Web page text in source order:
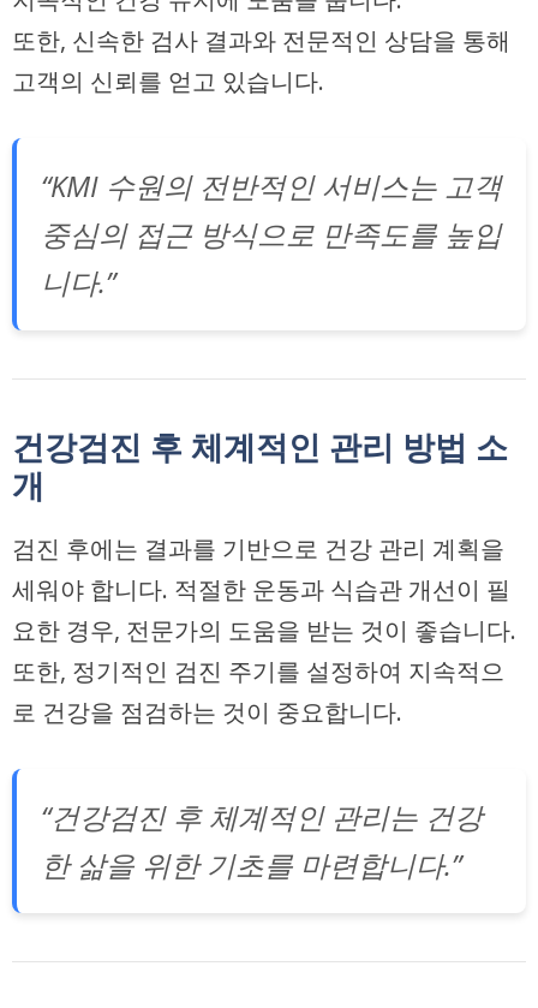
또한, 신속한 검사 결과와 전문적인 상담을 통해
고객의 신뢰를 얻고 있습니다.
“KMI 수원의 전반적인 서비스는 고객
중심의 접근 방식으로 만족도를 높입
니다.”
건강검진 후 체계적인 관리 방법 소
개
검진 후에는 결과를 기반으로 건강 관리 계획을
세워야 합니다. 적절한 운동과 식습관 개선이 필
요한 경우, 전문가의 도움을 받는 것이 좋습니다.
또한, 정기적인 검진 주기를 설정하여 지속적으
로 건강을 점검하는 것이 중요합니다.
“건강검진 후 체계적인 관리는 건강
한 삶을 위한 기초를 마련합니다.”